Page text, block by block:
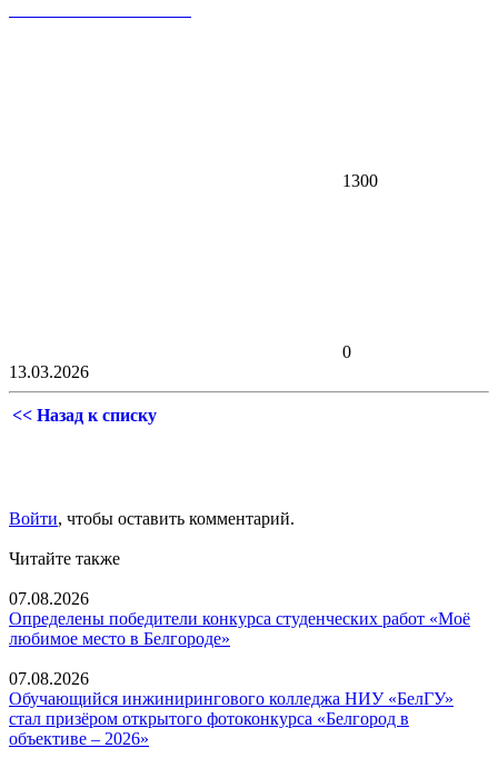
1300
0
13.03.2026
<< Назад к списку
Войти, чтобы оставить комментарий.
Читайте также
07.08.2026
Определены победители конкурса студенческих работ «Моё
любимое место в Белгороде»
07.08.2026
Обучающийся инжинирингового колледжа НИУ «БелГУ»
стал призёром открытого фотоконкурса «Белгород в
объективе – 2026»